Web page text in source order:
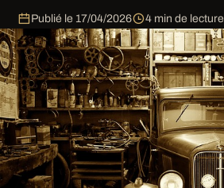
Publié le 17/04/2026 4 min de lecture